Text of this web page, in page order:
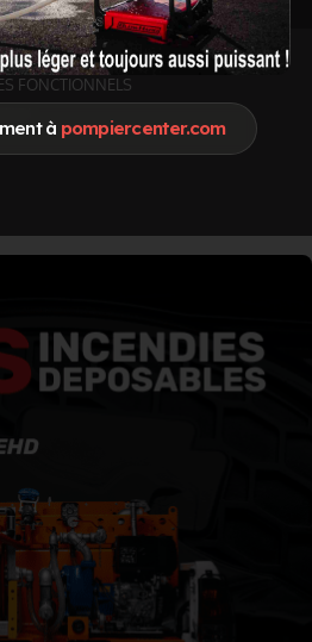
à pompiercenter.com
FONCTIONNELS